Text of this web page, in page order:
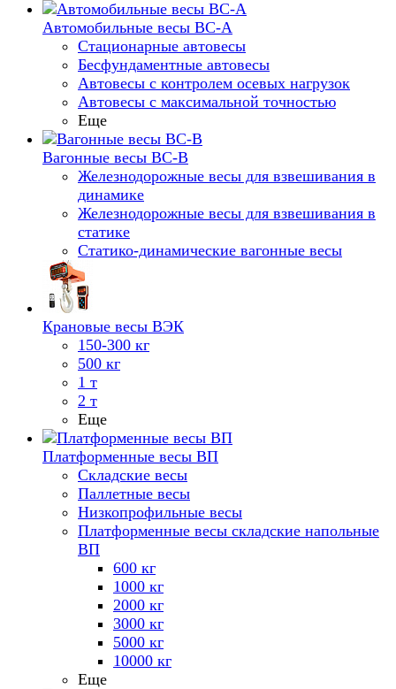
Автомобильные весы ВС-А
Стационарные автовесы
Бесфундаментные автовесы
Автовесы с контролем осевых нагрузок
Автовесы с максимальной точностью
Еще
Вагонные весы ВС-В
Железнодорожные весы для взвешивания в
динамике
Железнодорожные весы для взвешивания в
статике
Статико-динамические вагонные весы
Крановые весы ВЭК
150-300 кг
500 кг
1 т
2 т
Еще
Платформенные весы ВП
Складские весы
Паллетные весы
Низкопрофильные весы
Платформенные весы складские напольные
ВП
600 кг
1000 кг
2000 кг
3000 кг
5000 кг
10000 кг
Еще